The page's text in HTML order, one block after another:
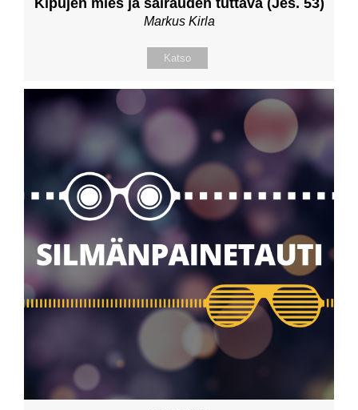
Kipujen mies ja sairauden tuttava (Jes. 53)
Markus Kirla
Katso